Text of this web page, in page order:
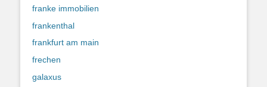
franke immobilien
frankenthal
frankfurt am main
frechen
galaxus